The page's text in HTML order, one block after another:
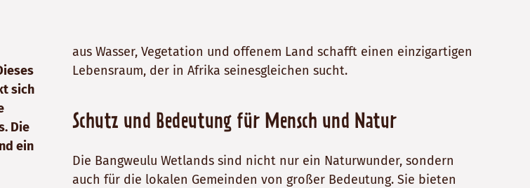
sich
Die
ein
aus Wasser, Vegetation und offenem Land schafft einen einzigartigen
Lebensraum, der in Afrika seinesgleichen sucht.
Schutz und Bedeutung für Mensch und Natur
Die Bangweulu Wetlands sind nicht nur ein Naturwunder, sondern
auch für die lokalen Gemeinden von großer Bedeutung. Sie bieten